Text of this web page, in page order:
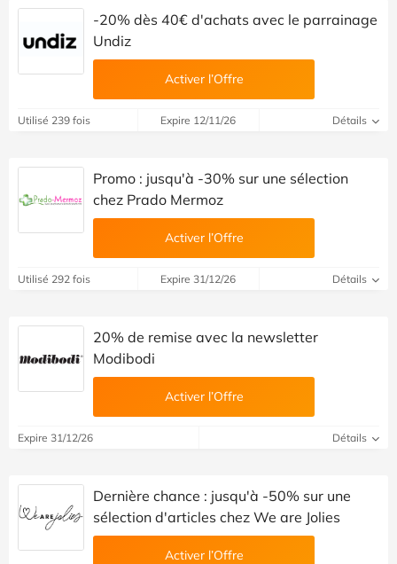
-20% dès 40€ d'achats avec le parrainage
Undiz
Activer l’Offre
Utilisé 239 fois Expire 12/11/26 Détails
Promo : jusqu'à -30% sur une sélection
chez Prado Mermoz
Activer l’Offre
Utilisé 292 fois Expire 31/12/26 Détails
20% de remise avec la newsletter
Modibodi
Activer l’Offre
Expire 31/12/26 Détails
Dernière chance : jusqu'à -50% sur une
sélection d'articles chez We are Jolies
Activer l’Offre